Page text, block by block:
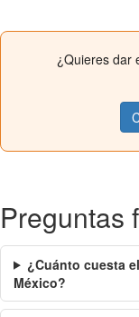
¿Quieres dar
Preguntas
¿Cuánto cuesta
México?